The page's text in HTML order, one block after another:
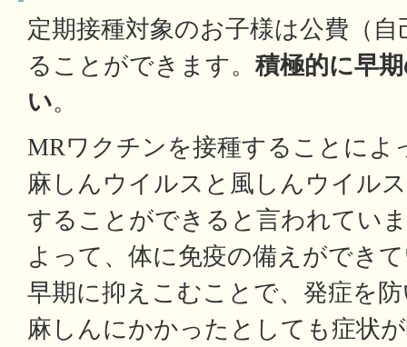
定期接種対象のお子様は公費（
ることができます。 積極的に早
い。
MRワクチンを接種することによ
麻しんウイルスと風しんウイル
することができると言われてい
よって、体に免疫の備えができ
早期に抑えこむことで、発症を
麻しんにかかったとしても症状